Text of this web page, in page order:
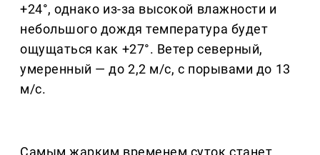
+24°, однако из-за высокой влажности и
небольшого дождя температура будет
ощущаться как +27°. Ветер северный,
умеренный — до 2,2 м/с, с порывами до 13
м/с.
Самым жарким временем суток станет